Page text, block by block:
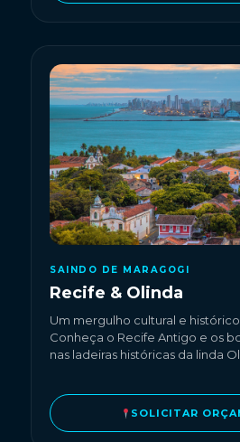
SAINDO DE MARAGOGI
Recife & Olinda
Um mergulho cultural e
Conheça o Recife Antigo e os
nas ladeiras históricas da linda
SOLICITAR